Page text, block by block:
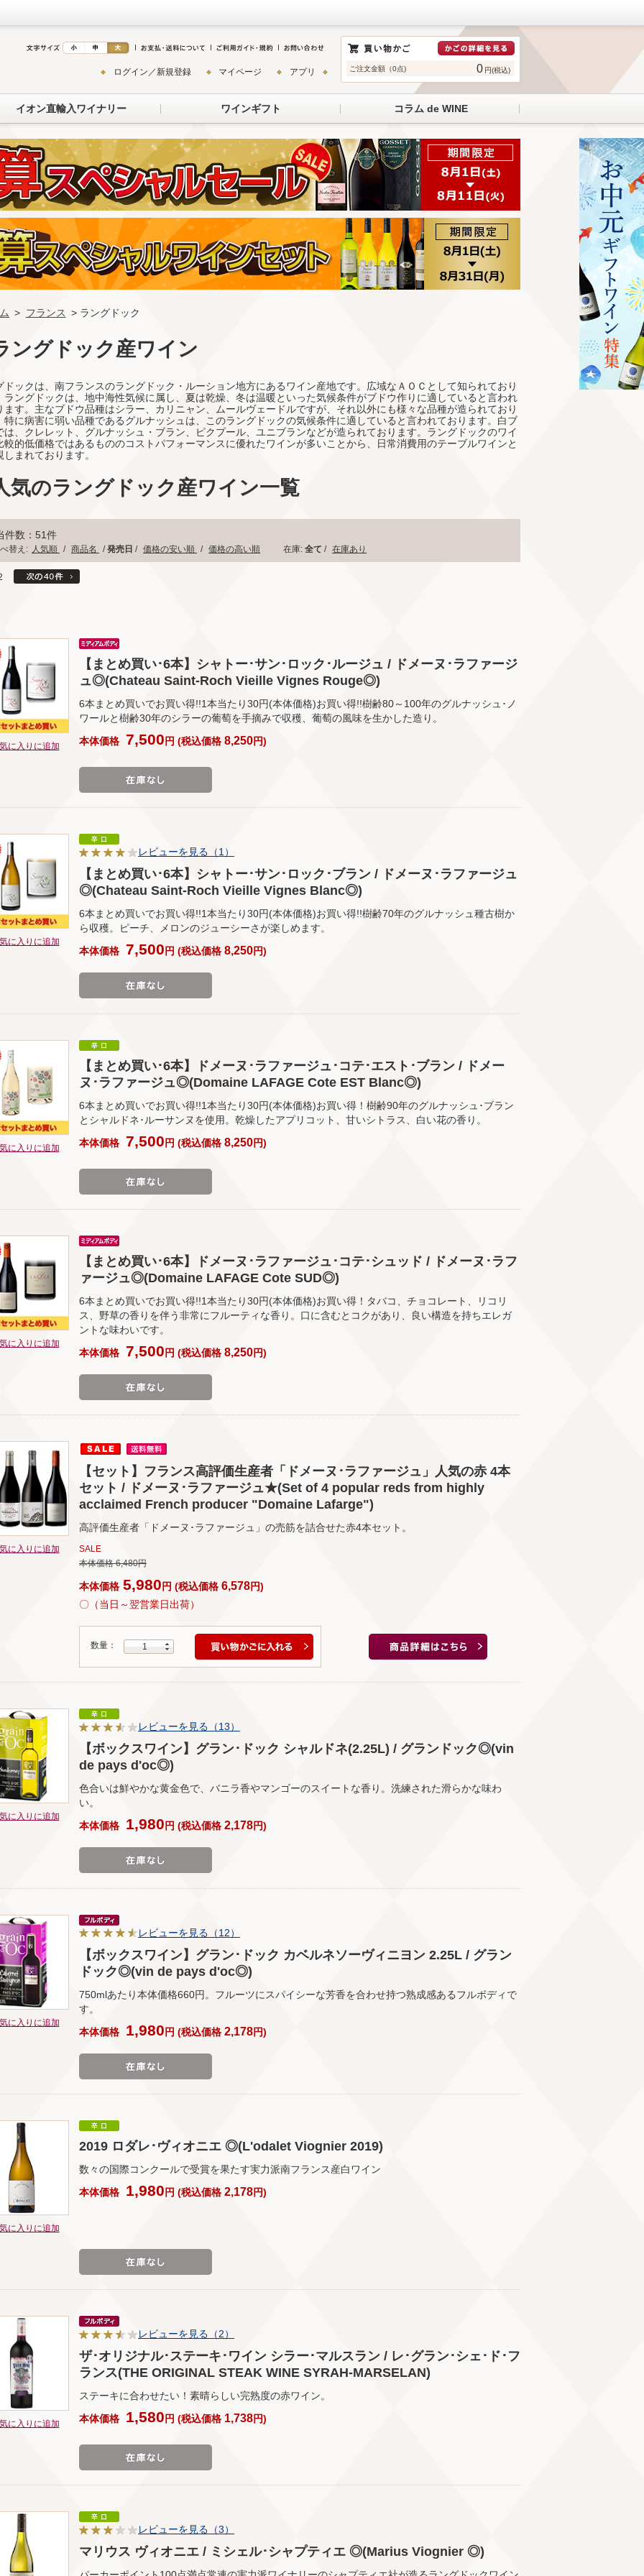
ご注文金額（0点) 0 円(税込)
ログイン／新規登録 マイページ アプリ
イオン直輸入ワイナリー ワインギフト コラム de WINE
> フランス > ラングドック
ングドック産ワイン
ドックは、南フランスのラングドック・ルーション地方にあるワイン産地です。広域なＡＯＣとして知られており
ラングドックは、地中海性気候に属し、夏は乾燥、冬は温暖といった気候条件がブドウ作りに適していると言われ
ます。主なブドウ品種はシラー、カリニャン、ムールヴェードルですが、それ以外にも様々な品種が造られており
特に病害に弱い品種であるグルナッシュは、このラングドックの気候条件に適していると言われております。白ブ
は、クレレット、グルナッシュ・ブラン、ピクプール、ユニブランなどが造られております。ラングドックのワイ
較的低価格ではあるもののコストパフォーマンスに優れたワインが多いことから、日常消費用のテーブルワインと
しまれております。
気のラングドック産ワイン一覧
件数：51件
替え: 人気順 / 商品名 /発売日 / 価格の安い順 / 価格の高い順 在庫: 全て / 在庫あり
に入りに追加
【まとめ買い･6本】シャトー･サン･ロック･ルージュ / ドメーヌ･ラファージ
ュ◎(Chateau Saint-Roch Vieille Vignes Rouge◎)
6本まとめ買いでお買い得!!1本当たり30円(本体価格)お買い得!!樹齢80～100年のグルナッシュ･ノ
ワールと樹齢30年のシラーの葡萄を手摘みで収穫、葡萄の風味を生かした造り。
本体価格
7,500 円 (税込価格 8,250円)
に入りに追加
レビューを見る（1）
【まとめ買い･6本】シャトー･サン･ロック･ブラン / ドメーヌ･ラファージュ
◎(Chateau Saint-Roch Vieille Vignes Blanc◎)
6本まとめ買いでお買い得!!1本当たり30円(本体価格)お買い得!!樹齢70年のグルナッシュ種古樹か
ら収穫。ピーチ、メロンのジューシーさが楽しめます。
本体価格 7,500 円 (税込価格 8,250円)
に入りに追加
【まとめ買い･6本】ドメーヌ･ラファージュ･コテ･エスト･ブラン / ドメー
ヌ･ラファージュ◎(Domaine LAFAGE Cote EST Blanc◎)
6本まとめ買いでお買い得!!1本当たり30円(本体価格)お買い得！樹齢90年のグルナッシュ･ブラン
とシャルドネ･ルーサンヌを使用。乾燥したアプリコット、甘いシトラス、白い花の香り。
本体価格 7,500 円 (税込価格8,250円)
に入りに追加
【まとめ買い･6本】ドメーヌ･ラファージュ･コテ･シュッド / ドメーヌ･ラフ
ァージュ◎(Domaine LAFAGE Cote SUD◎)
6本まとめ買いでお買い得!!1本当たり30円(本体価格)お買い得！タバコ、チョコレート、リコリ
ス、野草の香りを伴う非常にフルーティな香り。口に含むとコクがあり、良い構造を持ちエレガ
ントな味わいです。
本体価格 7,500 円 (税込価格 8,250円)
に入りに追加
【セット】フランス高評価生産者「ドメーヌ･ラファージュ」人気の赤 4本
セット / ドメーヌ･ラファージュ★(Set of 4 popular reds from highly
acclaimed French producer "Domaine Lafarge")
高評価生産者「ドメーヌ･ラファージュ」の売筋を詰合せた赤4本セット。
SALE
本体価格 6,480円
本体価格 5,980 円 (税込価格 6,578円)
〇（当日～翌営業日出荷）
数量： 1
に入りに追加
レビューを見る（13）
【ボックスワイン】グラン･ドック シャルドネ(2.25L) / グランドック◎(vin
de pays d'oc◎)
色合いは鮮やかな黄金色で、バニラ香やマンゴーのスイートな香り。洗練された滑らかな味わ
い。
本体価格 1,980 円 (税込価格 2,178円)
に入りに追加
レビューを見る（12）
【ボックスワイン】グラン･ドック カベルネソーヴィニヨン 2.25L / グラン
ドック◎(vin de pays d'oc◎)
750mlあたり本体価格660円。フルーツにスパイシーな芳香を合わせ持つ熟成感あるフルボディで
す。
本体価格
1,980 円 (税込価格 2,178円)
に入りに追加
2019 ロダレ･ヴィオニエ ◎(L'odalet Viognier 2019)
数々の国際コンクールで受賞を果たす実力派南フランス産白ワイン
本体価格 1,980 円 (税込価格 2,178円)
に入りに追加
レビューを見る（2）
ザ･オリジナル･ステーキ･ワイン シラー･マルスラン / レ･グラン･シェ･ド･フ
ランス(THE ORIGINAL STEAK WINE SYRAH-MARSELAN)
ステーキに合わせたい！素晴らしい完熟度の赤ワイン。
本体価格 1,580 円 (税込価格 1,738円)
レビューを見る（3）
マリウス ヴィオニエ / ミシェル･シャプティエ ◎(Marius Viognier ◎)